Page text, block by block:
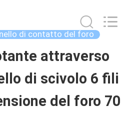
di contatto del foro
attraverso
di scivolo 6 fili
del foro 70